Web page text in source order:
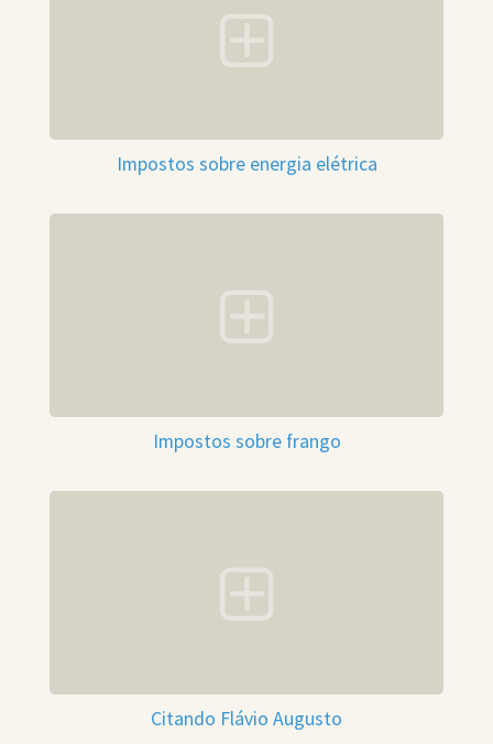
Impostos sobre energia elétrica
Impostos sobre frango
Citando Flávio Augusto